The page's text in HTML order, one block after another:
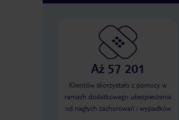
Aż 57 201
Klientów skorzystało z pomocy w
ramach dodatkowego ubezpieczenia
od nagłych zachorowań i wypadków